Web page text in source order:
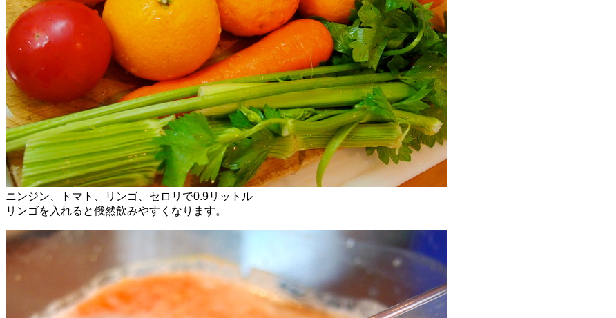
ニンジン、トマト、リンゴ、セロリで0.9リットル
リンゴを入れると俄然飲みやすくなります。